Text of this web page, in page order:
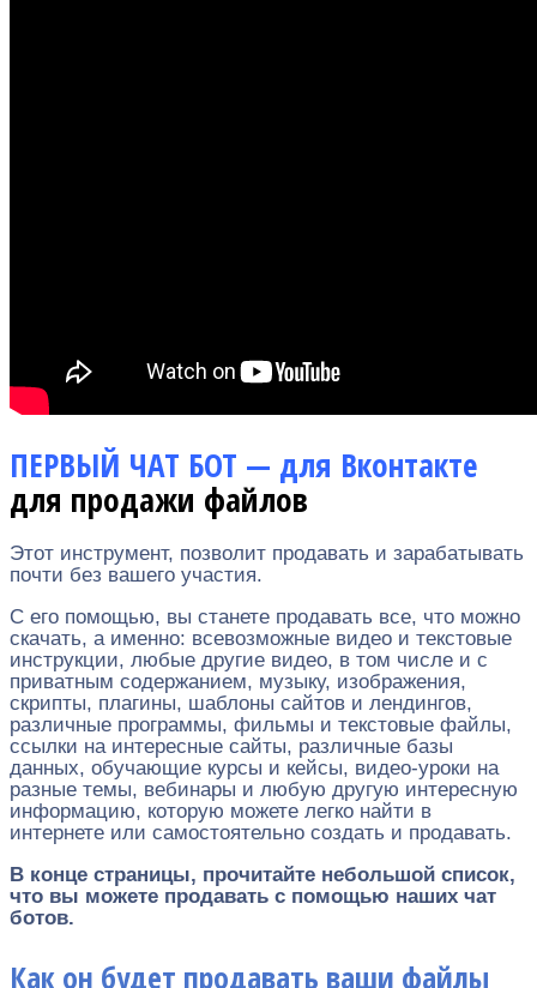
ПЕРВЫЙ ЧАТ БОТ — для Вконтакте
для продажи файлов
Этот инструмент, позволит продавать и зарабатывать
почти без вашего участия.
С его помощью, вы станете продавать все, что можно
скачать, а именно: всевозможные видео и текстовые
инструкции, любые другие видео, в том числе и с
приватным содержанием, музыку, изображения,
скрипты, плагины, шаблоны сайтов и лендингов,
различные программы, фильмы и текстовые файлы,
ссылки на интересные сайты, различные базы
данных, обучающие курсы и кейсы, видео-уроки на
разные темы, вебинары и любую другую интересную
информацию, которую можете легко найти в
интернете или самостоятельно создать и продавать.
В конце страницы, прочитайте небольшой список,
что вы можете продавать с помощью наших чат
ботов.
Как он будет продавать ваши файлы